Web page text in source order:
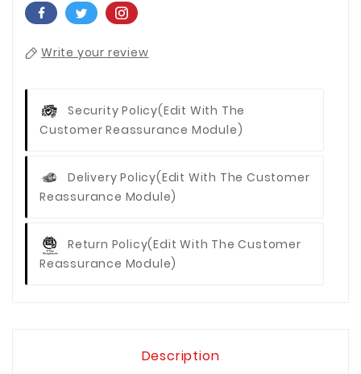
Write your review
Security Policy(edit With The
Customer Reassurance Module)
Delivery Policy(edit With The Customer
Reassurance Module)
Return Policy(edit With The Customer
Reassurance Module)
Description